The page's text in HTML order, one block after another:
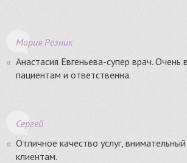
Мария Резник
Анастасия Евгеньева-супер врач. Очень
пациентам и ответственна.
Сергей
Отличное качество услуг,
клиентам.